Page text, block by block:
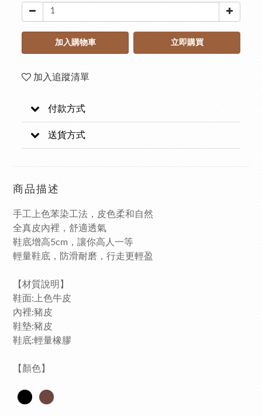
加入購物車 立即購買
加入追蹤清單
付款方式
送貨方式
商品描述
手工上色苯染工法，皮色柔和自然
全真皮內裡，舒適透氣
鞋底增高5cm，讓你高人一等
輕量鞋底，防滑耐磨，行走更輕盈
【材質說明】
鞋面:上色牛皮
內裡:豬皮
鞋墊:豬皮
鞋底:輕量橡膠
【顏色】